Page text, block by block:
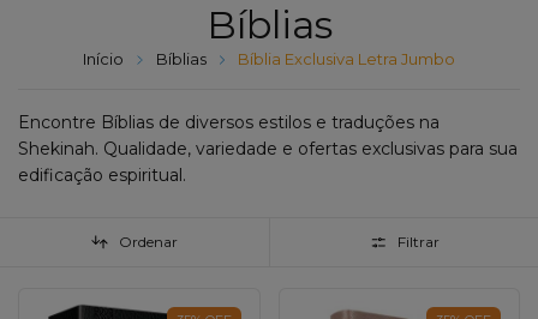
Bíblias
Início Bíblias Bíblia Exclusiva Letra Jumbo
Encontre Bíblias de diversos estilos e traduções na
Shekinah. Qualidade, variedade e ofertas exclusivas para sua
edificação espiritual.
Ordenar Filtrar